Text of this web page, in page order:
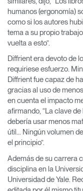
Registro
REGISTRO
SIGN IN WITH SSO
¿Ha olvidado su
contraseña?
España
Select
Region
humanos (ergonomía)
como si los autores
tema a su propio
vuelta a esto”.
Diffrient era devoto de
requiriese esfuerzo.
Diffrient fue capaz de
gracias al uso de
en cuenta el impacto
afirmando, “La clave
debería usar menos
útil… Ningún volumen
el principio”.
Además de su carrera
disciplina en la
Universidad de Yale.